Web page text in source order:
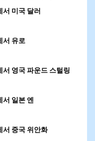
미국 달러
유로
영국 파운드 스털링
일본 엔
중국 위안화